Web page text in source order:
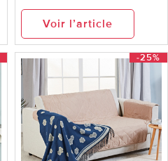
Voir l’article
-25%